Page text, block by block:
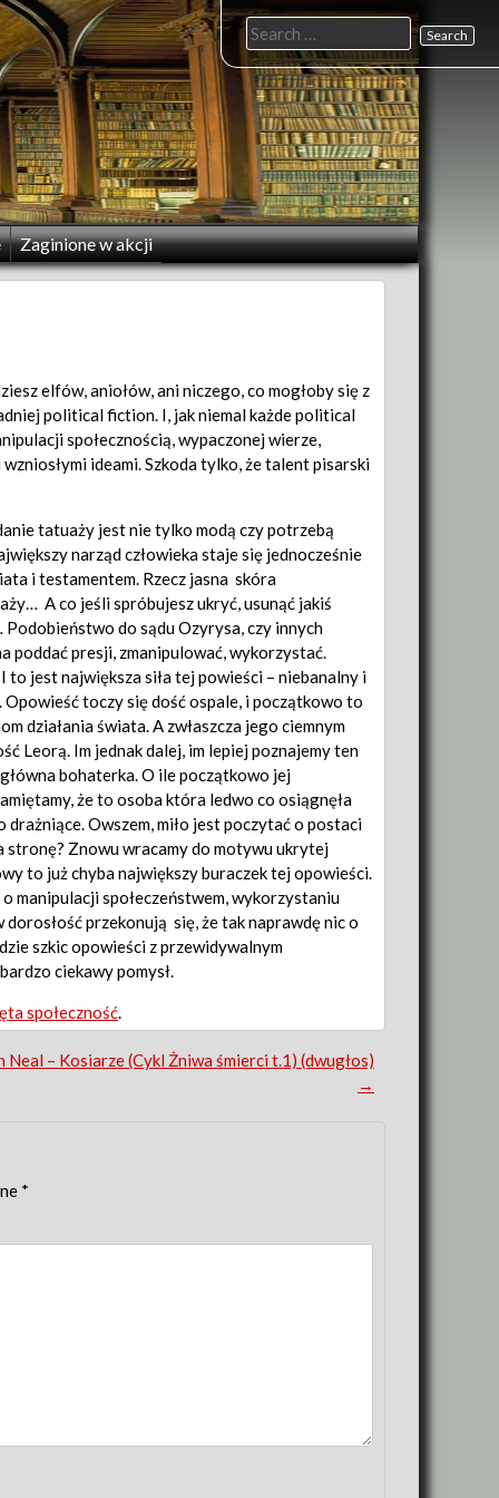
Zaginione w akcji
Search
for:
elfów, aniołów, ani niczego, co mogłoby się z
political fiction. I, jak niemal każde political
społecznością, wypaczonej wierze,
ideami. Szkoda tylko, że talent pisarski
tatuaży jest nie tylko modą czy potrzebą
narząd człowieka staje się jednocześnie
i testamentem. Rzecz jasna skóra
A co jeśli spróbujesz ukryć, usunąć jakiś
do sądu Ozyrysa, czy innych
poddać presji, zmanipulować, wykorzystać.
jest największa siła tej powieści – niebanalny i
toczy się dość ospale, i początkowo to
działania świata. A zwłaszcza jego ciemnym
Leorą. Im jednak dalej, im lepiej poznajemy ten
bohaterka. O ile początkowo jej
że to osoba która ledwo co osiągnęła
Owszem, miło jest poczytać o postaci
stronę? Znowu wracamy do motywu ukrytej
to już chyba największy buraczek tej opowieści.
manipulacji społeczeństwem, wykorzystaniu
przekonują się, że tak naprawdę nic o
szkic opowieści z przewidywalnym
ciekawy pomysł.
społeczność
Neal – Kosiarze (Cykl Żniwa śmierci t.1) (dwugłos)
→
*